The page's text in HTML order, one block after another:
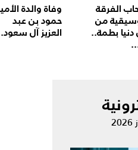
الفرقة
من
بطمة..
وفاة والدة
حمود بن عبد
العزيز آل